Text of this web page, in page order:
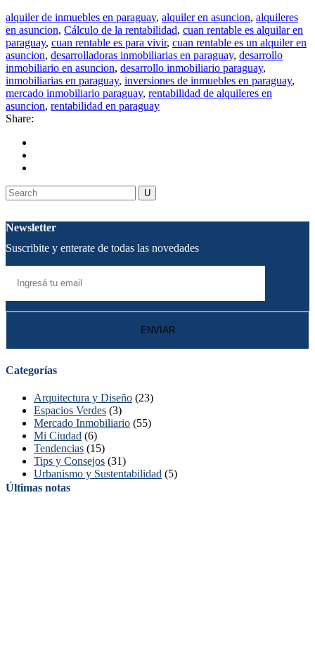
alquiler de inmuebles en paraguay, alquiler en asuncion, alquileres
en asuncion, Cálculo de la rentabilidad, cuan rentable es alquilar en
paraguay, cuan rentable es para vivir, cuan rentable es un alquiler en
asuncion, desarrolladoras inmobiliarias en paraguay, desarrollo
inmobiliario en asuncion, desarrollo inmobiliario paraguay,
inmobiliarias en paraguay, inversiones de inmuebles en paraguay,
mercado inmobiliario paraguay, rentabilidad de alquileres en
asuncion, rentabilidad en paraguay
Share:
Newsletter
Suscribite y enterate de todas las novedades
Categorías
Arquitectura y Diseño (23)
Espacios Verdes (3)
Mercado Inmobiliario (55)
Mi Ciudad (6)
Tendencias (15)
Tips y Consejos (31)
Urbanismo y Sustentabilidad (5)
Últimas notas